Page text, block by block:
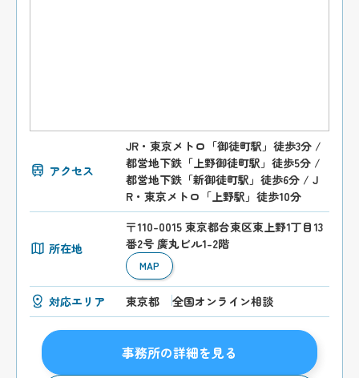
アクセス
JR・東京メトロ「御徒町駅」徒歩3分 /
都営地下鉄「上野御徒町駅」徒歩5分 /
都営地下鉄「新御徒町駅」徒歩6分 / J
R・東京メトロ「上野駅」徒歩10分
所在地
〒110-0015 東京都台東区東上野1丁目13
番2号 廣丸ビル1-2階
MAP
対応エリア 東京都 全国オンライン相談
事務所の詳細を見る